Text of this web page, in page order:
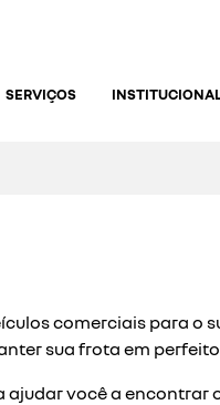
SERVIÇOS
comerciais para o
sua frota em
você a encontrar